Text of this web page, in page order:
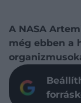
A NASA
még ebben a